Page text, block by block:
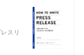
スリ